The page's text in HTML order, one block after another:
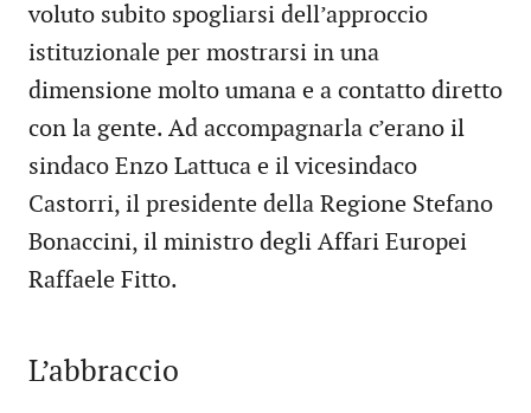
voluto subito spogliarsi dell’approccio
istituzionale per mostrarsi in una
dimensione molto umana e a contatto diretto
con la gente. Ad accompagnarla c’erano il
sindaco Enzo Lattuca e il vicesindaco
Castorri, il presidente della Regione Stefano
Bonaccini, il ministro degli Affari Europei
Raffaele Fitto.
L’abbraccio